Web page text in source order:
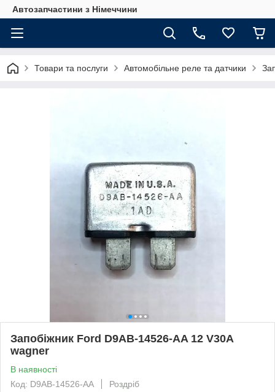
Автозапчастини з Німеччини
Товари та послуги Автомобільне реле та датчики
Запобіжник Ford D9AB-14526-AA 12 V30A
wagner
В наявності
Код: D9AB-14526-AA
Роздріб